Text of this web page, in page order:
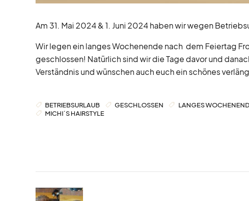
Am 31. Mai 2024 & 1. Juni 2024 haben wir wegen
Wir legen ein langes Wochenende nach dem Feiertag
geschlossen! Natürlich sind wir die Tage davor und
Verständnis und wünschen auch euch ein schönes
BETRIEBSURLAUB GESCHLOSSEN
LANGES
MICHI´S HAIRSTYLE